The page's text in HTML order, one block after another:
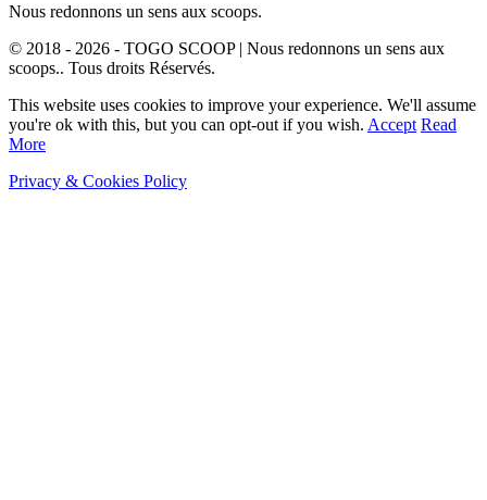
Nous redonnons un sens aux scoops.
© 2018 - 2026 - TOGO SCOOP | Nous redonnons un sens aux
scoops.. Tous droits Réservés.
This website uses cookies to improve your experience. We'll assume
you're ok with this, but you can opt-out if you wish. Accept Read
More
Privacy & Cookies Policy